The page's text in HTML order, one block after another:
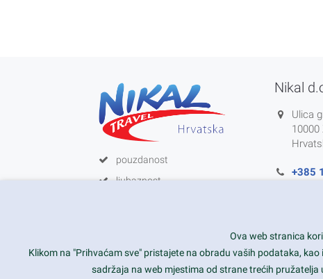
pouzdanost
ljubaznost
Nikal
Ulica
10000
+385
HR-
Ova web stranica
Klikom na "Prihvaćam sve" pristajete na obradu vaših podataka,
sadržaja na web mjestima od strane trećih